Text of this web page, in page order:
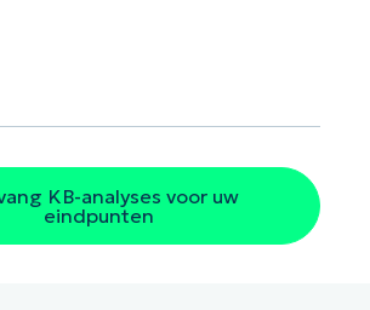
KB-analyses voor uw
eindpunten